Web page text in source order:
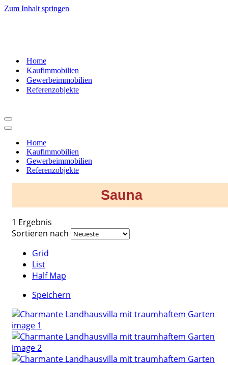
Zum Inhalt springen
Home
Kaufimmobilien
Gewerbeimmobilien
Referenzobjekte
Navigationsmenü
Navigationsmenü
Home
Kaufimmobilien
Gewerbeimmobilien
Referenzobjekte
Sauna
1 Ergebnis
Sortieren nach
Grid
List
Half Map
Speichern